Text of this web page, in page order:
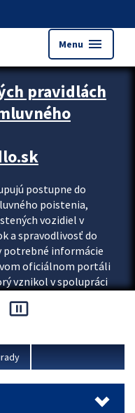
Menu menu
pravidlách
postupne do
poistenia,
vozidiel v
a spravodlivosť do
potrebné informácie
oficiálnom portáli
vznikol v spolupráci
vnútra SR.
pause_presentation